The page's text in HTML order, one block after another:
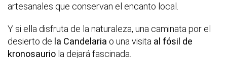
artesanales que conservan el encanto local.
Y si ella disfruta de la naturaleza, una caminata por el
desierto de la Candelaria o una visita al fósil de
kronosaurio la dejará fascinada.